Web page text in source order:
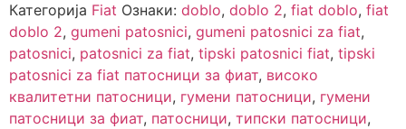
Категорија Fiat Ознаки: doblo, doblo 2, fiat doblo, fiat
doblo 2, gumeni patosnici, gumeni patosnici za fiat,
patosnici, patosnici za fiat, tipski patosnici fiat, tipski
patosnici za fiat патосници за фиат, високо
квалитетни патосници, гумени патосници, гумени
патосници за фиат, патосници, типски патосници,